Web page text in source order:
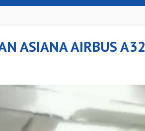
ASIANA AIRBUS